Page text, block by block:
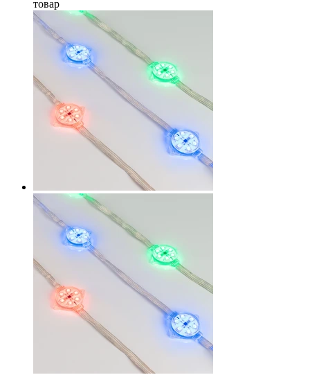
товар